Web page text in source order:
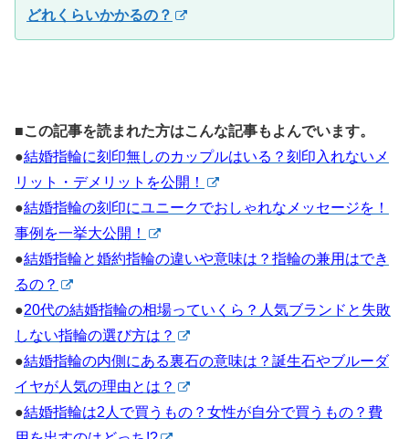
どれくらいかかるの？
■この記事を読まれた方はこんな記事もよんでいます。
●結婚指輪に刻印無しのカップルはいる？刻印入れないメ
リット・デメリットを公開！
●結婚指輪の刻印にユニークでおしゃれなメッセージを！
事例を一挙大公開！
●結婚指輪と婚約指輪の違いや意味は？指輪の兼用はでき
るの？
●20代の結婚指輪の相場っていくら？人気ブランドと失敗
しない指輪の選び方は？
●結婚指輪の内側にある裏石の意味は？誕生石やブルーダ
イヤが人気の理由とは？
●結婚指輪は2人で買うもの？女性が自分で買うもの？費